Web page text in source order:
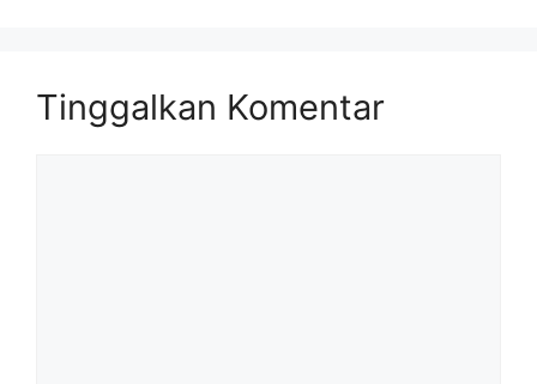
Tinggalkan Komentar